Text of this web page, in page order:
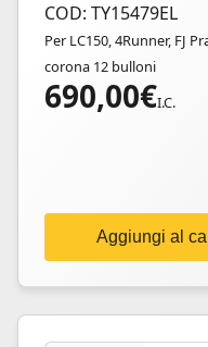
COD: TY15479EL
Per LC150, 4Runner, FJ
corona 12 bulloni
690,00€I.C.
Aggiungi al